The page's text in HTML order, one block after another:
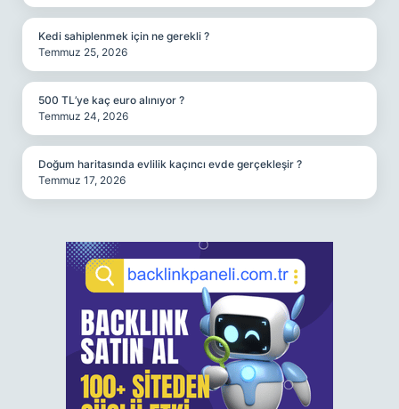
Kedi sahiplenmek için ne gerekli ?
Temmuz 25, 2026
500 TL’ye kaç euro alınıyor ?
Temmuz 24, 2026
Doğum haritasında evlilik kaçıncı evde gerçekleşir ?
Temmuz 17, 2026